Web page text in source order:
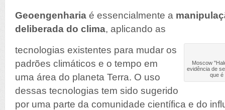
Geoengenharia é essencialmente a
deliberada do clima, aplicando as
Moscow
evidência de
que é
tecnologias existentes para mudar os
padrões climáticos e o tempo em
uma área do planeta Terra. O uso
dessas tecnologias tem sido sugerido
por uma parte da comunidade científica e do